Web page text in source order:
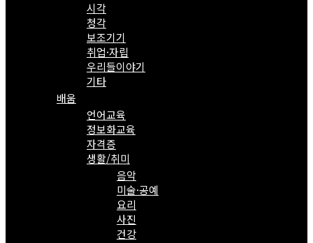
시각
청각
보조기기
취업·자립
우리들이야기
기타
배움
언어교육
정보화교육
자격증
생활/취미
음악
미술·공예
요리
사진
건강